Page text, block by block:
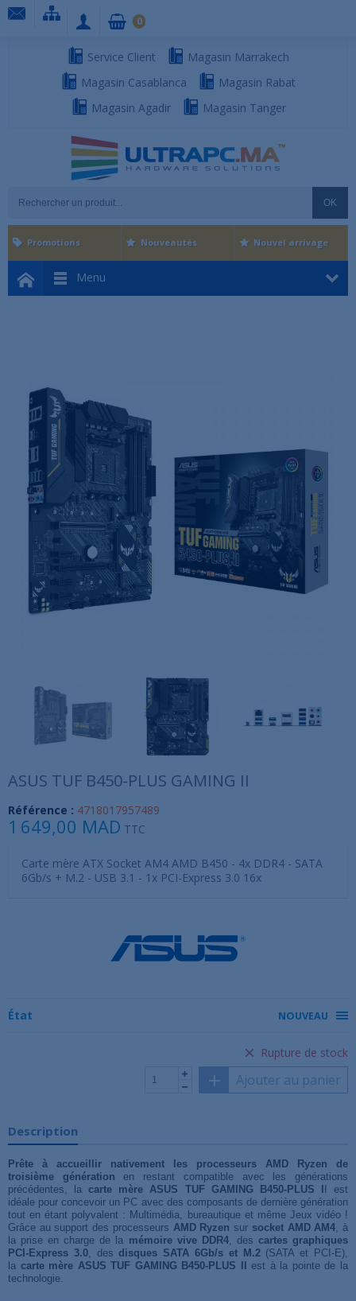
Service Client
Magasin Marrakech
Magasin Casablanca
Magasin Rabat
Magasin Agadir
Magasin Tanger
OK
0
Menu
Promotions Nouveautés Nouvel arrivage
ASUS TUF B450-PLUS GAMING II
Référence : 4718017957489
1 649,00 MAD TTC
Carte mère ATX Socket AM4 AMD B450 - 4x DDR4 - SATA
6Gb/s + M.2 - USB 3.1 - 1x PCI-Express 3.0 16x
État NOUVEAU
Rupture de stock
Ajouter au panier
Description
Prête à accueillir nativement les processeurs AMD Ryzen de
troisième générationen restant compatible avec les générations
précédentes, lacarte mère ASUS TUF GAMING B450-PLUS I
I est
idéale pour concevoir un PC avec des composants de dernière génération
tout en étant polyvalent : Multimédia, bureautique et même Jeux vidéo !
Grâce au support des processeurs AMD Ryzen sur socket AMD AM4, à
la prise en charge de la mémoire vive DDR4, des cartes graphiques
PCI-Express 3.0, desdisques SATA 6Gb/s et M.2(SATA et PCI-E),
la carte mère ASUS TUF GAMING B450-PLUS IIest à la pointe de la
technologie.